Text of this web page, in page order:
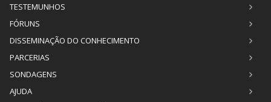
TESTEMUNHOS
FÓRUNS
DISSEMINAÇÃO DO CONHECIMENTO
PARCERIAS
SONDAGENS
AJUDA